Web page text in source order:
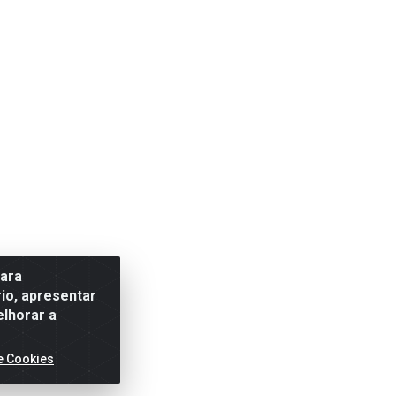
apresentar
a
Cookies